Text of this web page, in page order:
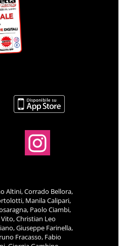
Altini, Corrado Bellora,
Manila Calipari,
Paolo Ciambi,
Christian Leo
Giuseppe Farinella,
Fracasso, Fabio